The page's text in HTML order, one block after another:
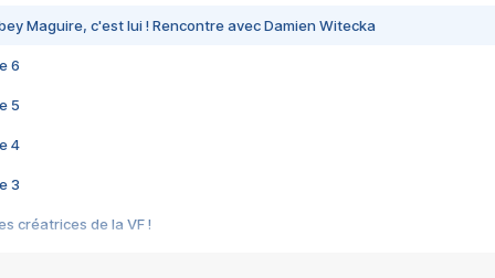
Maguire, c'est lui ! Rencontre avec Damien Witecka
6
5
4
3
créatrices de la VF !